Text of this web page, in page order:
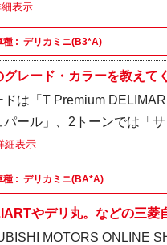
表示
種 : デリカミニ(B3*A)
グレード・カラーを教えて
ドは「T Premium
パール」、2トーンでは「
細表示
種 : デリカミニ(BA*A)
やデリ丸。などの三菱
MOTORS ONLINE